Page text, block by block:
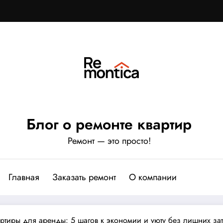
Блог о ремонте квартир
Ремонт — это просто!
Главная Заказать ремонт О компании
для аренды: 5 шагов к экономии и уюту без лишних